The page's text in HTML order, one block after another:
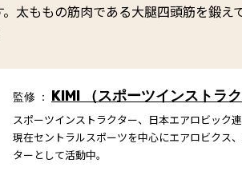
太ももの筋肉である大腿四頭筋を鍛え
監修 ： KIMI （スポーツインストラク
スポーツインストラクター、日本エアロビック
現在セントラルスポーツを中心にエアロビクス
ターとして活動中。